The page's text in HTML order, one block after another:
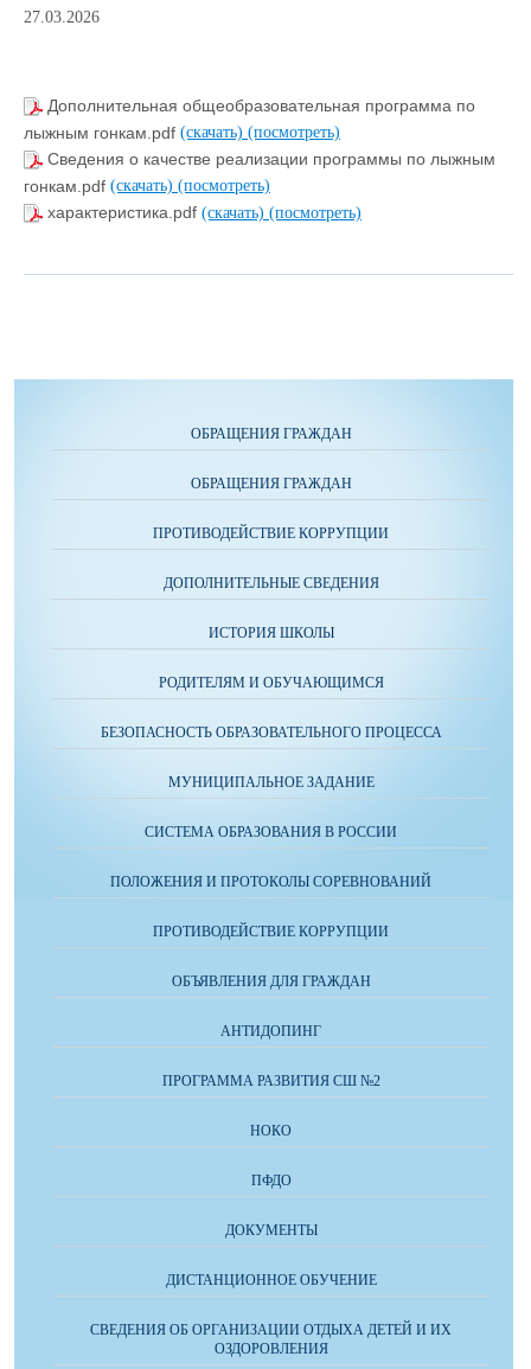
27.03.2026
Дополнительная общеобразовательная программа по
лыжным гонкам.pdf (скачать) (посмотреть)
Сведения о качестве реализации программы по лыжным
гонкам.pdf (скачать) (посмотреть)
характеристика.pdf (скачать) (посмотреть)
ОБРАЩЕНИЯ ГРАЖДАН
ОБРАЩЕНИЯ ГРАЖДАН
ПРОТИВОДЕЙСТВИЕ КОРРУПЦИИ
ДОПОЛНИТЕЛЬНЫЕ СВЕДЕНИЯ
ИСТОРИЯ ШКОЛЫ
РОДИТЕЛЯМ И ОБУЧАЮЩИМСЯ
БЕЗОПАСНОСТЬ ОБРАЗОВАТЕЛЬНОГО ПРОЦЕССА
МУНИЦИПАЛЬНОЕ ЗАДАНИЕ
СИСТЕМА ОБРАЗОВАНИЯ В РОССИИ
ПОЛОЖЕНИЯ И ПРОТОКОЛЫ СОРЕВНОВАНИЙ
ПРОТИВОДЕЙСТВИЕ КОРРУПЦИИ
ОБЪЯВЛЕНИЯ ДЛЯ ГРАЖДАН
АНТИДОПИНГ
ПРОГРАММА РАЗВИТИЯ СШ №2
НОКО
ПФДО
ДОКУМЕНТЫ
ДИСТАНЦИОННОЕ ОБУЧЕНИЕ
СВЕДЕНИЯ ОБ ОРГАНИЗАЦИИ ОТДЫХА ДЕТЕЙ И ИХ
ОЗДОРОВЛЕНИЯ